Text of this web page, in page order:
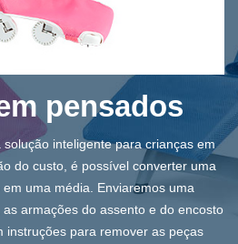
pensados
inteligente para crianças em
do custo, é possível converter uma
uma média. Enviaremos uma
armações do assento e do encosto
instruções para remover as peças